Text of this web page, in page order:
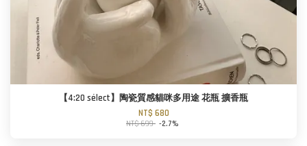
【4:20 sélect】陶瓷質感貓咪多用途 花瓶 擴香瓶
NT$ 680
NT$ 699 -2.7%